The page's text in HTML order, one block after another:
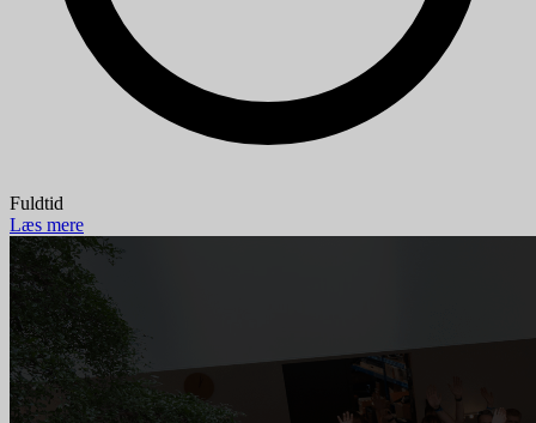
Fuldtid
Læs mere